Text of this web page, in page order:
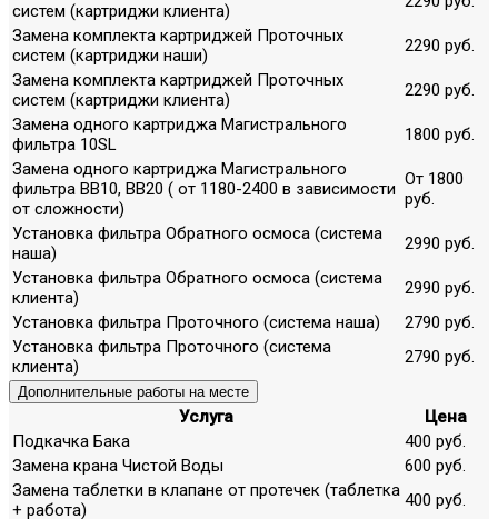
систем (картриджи клиента)
Замена комплекта картриджей Проточных
систем (картриджи наши)
2290 руб.
Замена комплекта картриджей Проточных
систем (картриджи клиента)
2290 руб.
Замена одного картриджа Магистрального
фильтра 10SL
1800 руб.
Замена одного картриджа Магистрального
фильтра ВВ10, ВВ20 ( от 1180-2400 в зависимости
от сложности)
От 1800
руб.
Установка фильтра Обратного осмоса (система
наша)
2990 руб.
Установка фильтра Обратного осмоса (система
клиента)
2990 руб.
Установка фильтра Проточного (система наша)
2790 руб.
Установка фильтра Проточного (система
клиента)
2790 руб.
Дополнительные работы на месте
Услуга
Цена
Подкачка Бака
400 руб.
Замена крана Чистой Воды
600 руб.
Замена таблетки в клапане от протечек (таблетка
+ работа)
400 руб.